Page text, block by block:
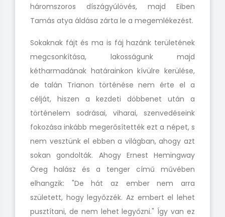
háromszoros díszágyúlövés, majd Eiben
Tamás atya áldása zárta le a megemlékezést.
Sokaknak fájt és ma is fáj hazánk területének
megcsonkítása, lakosságunk majd
kétharmadának határainkon kívülre kerülése,
de talán Trianon történése nem érte el a
célját, hiszen a kezdeti döbbenet után a
történelem sodrásai, viharai, szenvedéseink
fokozása inkább megerősítették ezt a népet, s
nem vesztünk el ebben a világban, ahogy azt
sokan gondolták. Ahogy Ernest Hemingway
Öreg halász és a tenger című művében
elhangzik: "De hát az ember nem arra
született, hogy legyőzzék. Az embert el lehet
pusztítani, de nem lehet legyőzni." Így van ez